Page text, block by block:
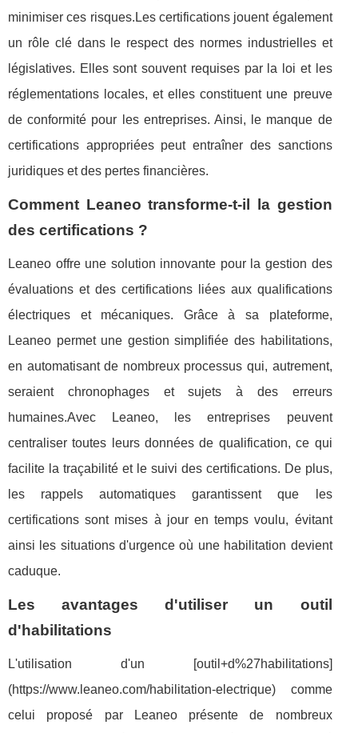
minimiser ces risques.Les certifications jouent également
un rôle clé dans le respect des normes industrielles et
législatives. Elles sont souvent requises par la loi et les
réglementations locales, et elles constituent une preuve
de conformité pour les entreprises. Ainsi, le manque de
certifications appropriées peut entraîner des sanctions
juridiques et des pertes financières.
Comment Leaneo transforme-t-il la gestion
des certifications ?
Leaneo offre une solution innovante pour la gestion des
évaluations et des certifications liées aux qualifications
électriques et mécaniques. Grâce à sa plateforme,
Leaneo permet une gestion simplifiée des habilitations,
en automatisant de nombreux processus qui, autrement,
seraient chronophages et sujets à des erreurs
humaines.Avec Leaneo, les entreprises peuvent
centraliser toutes leurs données de qualification, ce qui
facilite la traçabilité et le suivi des certifications. De plus,
les rappels automatiques garantissent que les
certifications sont mises à jour en temps voulu, évitant
ainsi les situations d'urgence où une habilitation devient
caduque.
Les avantages d'utiliser un outil
d'habilitations
L'utilisation d'un [outil+d%27habilitations]
(https://www.leaneo.com/habilitation-electrique) comme
celui proposé par Leaneo présente de nombreux